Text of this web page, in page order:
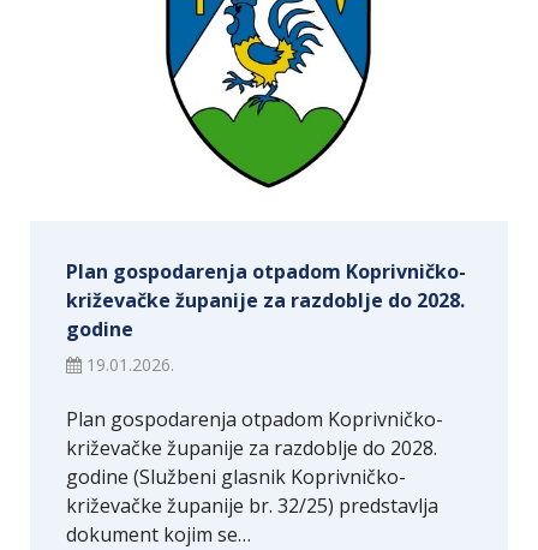
Plan gospodarenja otpadom Koprivničko-
križevačke županije za razdoblje do 2028.
godine
19.01.2026.
Plan gospodarenja otpadom Koprivničko-
križevačke županije za razdoblje do 2028.
godine (Službeni glasnik Koprivničko-
križevačke županije br. 32/25) predstavlja
dokument kojim se…